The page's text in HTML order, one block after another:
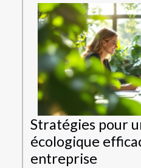
Stratégies pour
écologique
entreprise